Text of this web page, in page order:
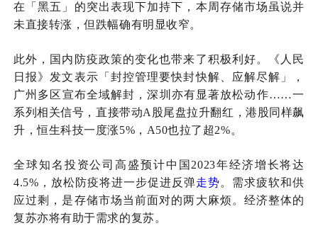
在「黑五」的突出表现下加持下，本周存储市场虽说并
未直接转涨，但跌幅确有明显收窄。
此外，国内防疫政策的变化也带来了积极利好。《人民
日报》发文表示「封控管理要快封快解、应解尽解」，
广州多区宣布全域解封，深圳亦有显著放松动作……一
系列相关信号，直接带动A股尾盘拉升翻红，港股同样飙
升，恒生科技一度涨5%，A50也拉了超2%。
全球知名投资公司高盛预计中国2023年经济增长将达
4.5%，放松防疫将进一步促进反弹走势。需求疲软和供
应过剩，是存储市场当前面对的两大麻烦。经济整体的
复苏亦将有助于需求的复苏。